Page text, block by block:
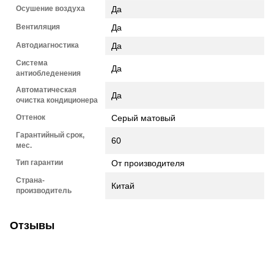
Осушение воздуха Да
Вентиляция Да
Автодиагностика Да
Система
антиобледенения
Да
Автоматическая
очистка кондиционера
Да
Оттенок Серый матовый
Гарантийный срок,
мес.
60
Тип гарантии От производителя
Страна-
производитель
Китай
Отзывы